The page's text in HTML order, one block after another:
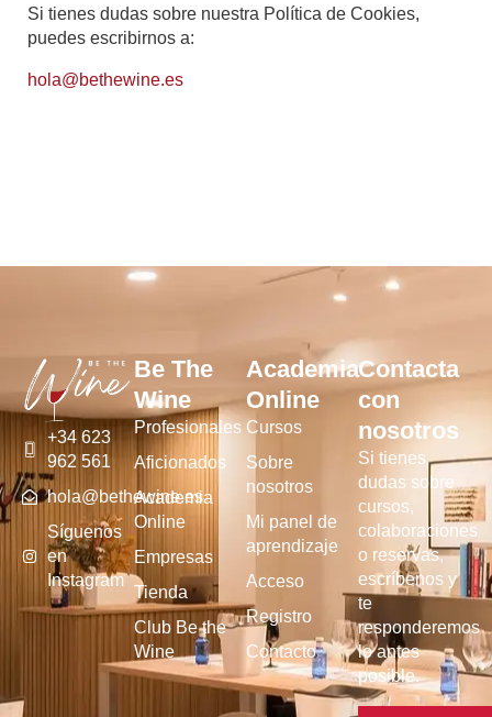
Si tienes dudas sobre nuestra Política de Cookies,
puedes escribirnos a:
hola@bethewine.es
+34 623
962 561
hola@bethewine.es
Síguenos
en
Instagram
Be The
Wine
Profesionales
Aficionados
Academia
Online
Empresas
Tienda
Club Be the
Wine
Academia
Online
Cursos
Sobre
nosotros
Mi panel de
aprendizaje
Acceso
Registro
Contacto
Contacta
con
nosotros
Si tienes
dudas sobre
cursos,
colaboraciones
o reservas,
escríbenos y
te
responderemos
lo antes
posible.